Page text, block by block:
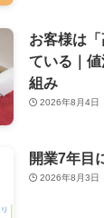
お客様は
ている｜
組み
2026年8月4日
開業7年目
2026年8月3日